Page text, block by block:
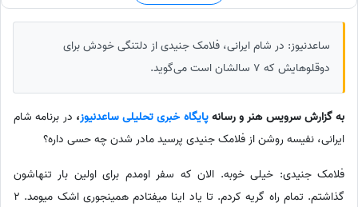
ساعدنیوز: در شام ایرانی، فلامک جنیدی از دلتنگی خودش برای
دوقلوهایش که 7 سالشان است می‌گوید.
به گزارش سرویس هنر و رسانهپایگاه خبری تحلیلی ساعدنیوز، در برنامه شام
ایرانی، نفیسه روشن از فلامک جنیدی پرسید مادر شدن چه حسی داره؟
فلامک جنیدی: خیلی خوبه. الان که سفر اومدم برای اولین بار تنهاشون
گذاشتم. تمام راه گریه کردم. تا یاد اینا میفتادم همینجوری اشک میومد. 2